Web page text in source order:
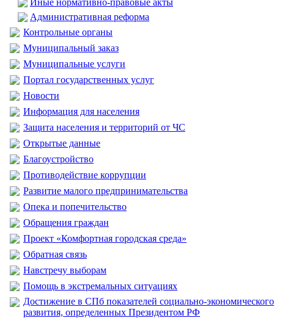
Иные нормативно-правовые акты
Административная реформа
Контрольные органы
Муниципальный заказ
Муниципальные услуги
Портал государственных услуг
Новости
Информация для населения
Защита населения и территорий от ЧС
Открытые данные
Благоустройство
Противодействие коррупции
Развитие малого предпринимательства
Опека и попечительство
Обращения граждан
Проект «Комфортная городская среда»
Обратная связь
Навстречу выборам
Помощь в экстремальных ситуациях
Достижение в СПб показателей социально-экономического
развития, определенных Президентом РФ